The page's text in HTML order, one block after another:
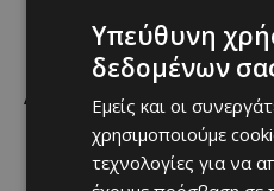
ΑΚΕΛ
Η μεγαλύτερη
Υπεύθυνη
δεδομένων
Εμείς και οι
χρησιμοποιούμε
τεχνολογίες για να